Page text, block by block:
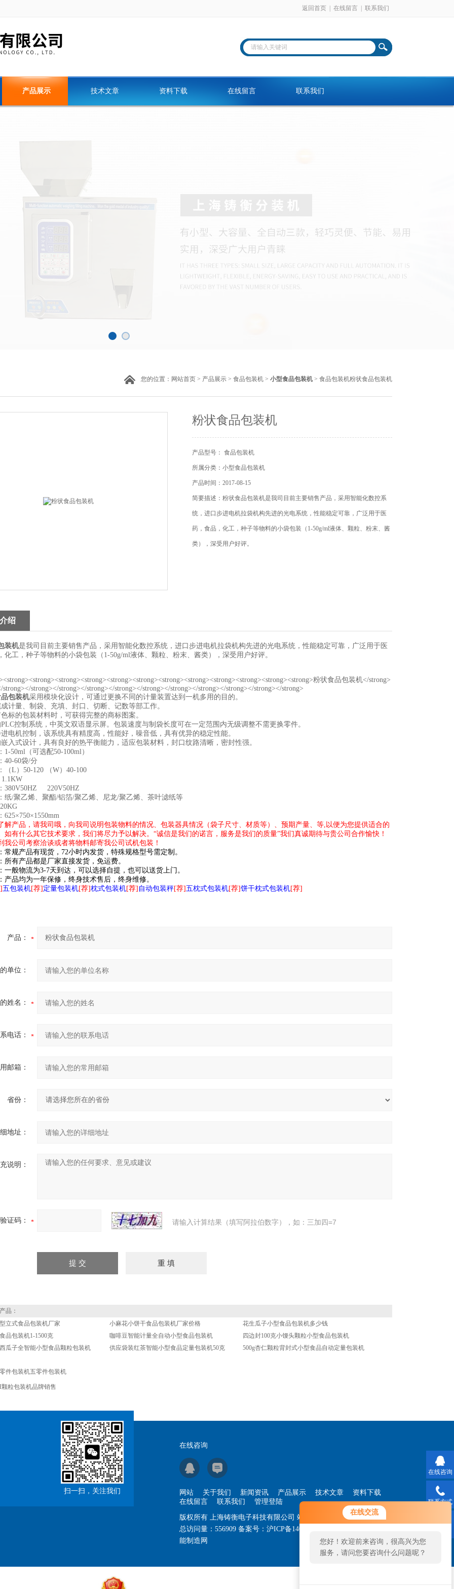
在线交流
您好！欢迎前来咨询，很高兴为您
服务，请问您要咨询什么问题呢？
返回首页 在线留言 联系我们
产品展示 技术文章 资料下载 在线留言 联系我们
您的位置： 网站首页 > 产品展示 > 食品包装机 > 小型食品包装机 > 食品包装机粉状食品包装机
粉状食品包装机
产品型号： 食品包装机
所属分类：小型食品包装机
产品时间：2017-08-15
简要描述：粉状食品包装机是我司目前主要销售产品，采用智能化数控系
统，进口步进电机拉袋机构先进的光电系统，性能稳定可靠，广泛用于医
药，食品，化工，种子等物料的小袋包装（1-50g/ml液体、颗粒、粉末、酱
类），深受用户好评。
绍
装机是我司目前主要销售产品，采用智能化数控系统，进口步进电机拉袋机构先进的光电系统，性能稳定可靠，广泛用于医
化工，种子等物料的小袋包装（1-50g/ml液体、颗粒、粉末、酱类），深受用户好评。
包装机采用模块化设计，可通过更换不同的计量装置达到一机多用的目的。
计量、制袋、充填、封口、切断、记数等部工作。
标的包装材料时，可获得完整的商标图案。
控制系统，中英文双语显示屏。包装速度与制袋长度可在一定范围内无级调整不需更换零件。
电机控制，该系统具有精度高，性能好，噪音低，具有优异的稳定性能。
入式设计，具有良好的热平衡能力，适应包装材料，封口纹路清晰，密封性强。
1-50ml（可选配50-100ml）
40-60袋/分
（L）50-120 （W）40-100
380V50HZ 220V50HZ
纸/聚乙烯、聚酯/铝箔/聚乙烯、尼龙/聚乙烯、茶叶滤纸等
625×750×1550mm
解产品，请我司哦，向我司说明包装物料的情况、包装器具情况（袋子尺寸、材质等）、预期产量、等,以便为您提供适合的
如有什么其它技术要求，我们将尽力予以解决。“诚信是我们的诺言，服务是我们的质量”我们真诚期待与贵公司合作愉快！
我公司考察洽谈或者将物料邮寄我公司试机包装！
常规产品有现货，72小时内发货，特殊规格型号需定制。
所有产品都是厂家直接发货，免运费。
一般物流为3-7天到达，可以选择自提，也可以送货上门。
产品均为一年保修，终身技术售后，终身维修。
五包装机[荐] 定量包装机[荐]枕式包装机[荐] 自动包装秤[荐]五枕式包装机[荐]饼干枕式包装机[荐]
产品：
单位：
姓名：
电话：
邮箱：
省份：
地址：
说明：
验证码： 请输入计算结果（填写阿拉伯数字），如：三加四=7
品：
立式食品包装机厂家
小麻花小饼干食品包装机厂家价格
花生瓜子小型食品包装机多少钱
品包装机1-1500克
咖啡豆智能计量全自动小型食品包装机
四边封100克小馒头颗粒小型食品包装机
瓜子全智能小型食品颗粒包装机
供应袋装红茶智能小型食品定量包装机50克 500g杏仁颗粒背封式小型食品自动定量包装机
件包装机五零件包装机
颗粒包装机品牌销售
扫一扫，关注我们
在线咨询
网站 关于我们 新闻资讯 产品展示 技术文章
资料下载
在线留言
联系我们 管理登陆
版权所有 上海铸衡电子科技有限公司 站点地图
总访问量： 556909 备案号： 沪ICP备14030360号-33
能制造网
在线咨询
联系方式